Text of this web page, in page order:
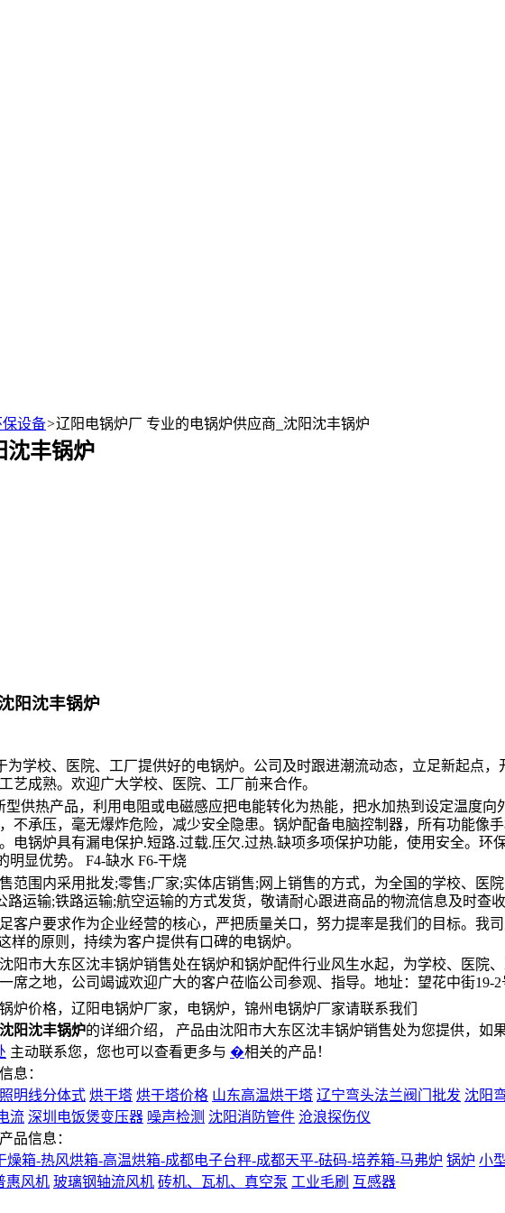
保设备>辽阳电锅炉厂 专业的电锅炉供应商_沈阳沈丰锅炉
沈丰锅炉
阳沈丰锅炉
为学校、医院、工厂提供好的电锅炉。公司及时跟进潮流动态，立足新起点
成熟。欢迎广大学校、医院、工厂前来合作。
供热产品，利用电阻或电磁感应把电能转化为热能，把水加热到设定温度
不承压，毫无爆炸危险，减少安全隐患。锅炉配备电脑控制器，所有功能像
电锅炉具有漏电保护.短路.过载.压欠.过热.缺项多项保护功能，使用安全。环
明显优势。 F4-缺水 F6-干烧
范围内采用批发;零售;厂家;实体店销售;网上销售的方式，为全国的学校、医
运输;铁路运输;航空运输的方式发货，敬请耐心跟进商品的物流信息及时查收
客户要求作为企业经营的核心，严把质量关口，努力提率是我们的目标。我
的原则，持续为客户提供有口碑的电锅炉。
市大东区沈丰锅炉销售处在锅炉和锅炉配件行业风生水起，为学校、医院
席之地，公司竭诚欢迎广大的客户莅临公司参观、指导。地址：望花中街19-2
价格，辽阳电锅炉厂家，电锅炉，锦州电锅炉厂家请联系我们
阳沈丰锅炉的详细介绍， 产品由沈阳市大东区沈丰锅炉销售处为您提供，如
主动联系您，您也可以查看更多与 �相关的产品！
息：
照明线分体式 烘干塔 烘干塔价格 山东高温烘干塔 辽宁弯头法兰阀门批发 沈阳
流 深圳电饭煲变压器 噪声检测 沈阳消防管件 沧浪探伤仪
品信息：
燥箱-热风烘箱-高温烘箱-成都电子台秤-成都天平-砝码-培养箱-马弗炉 锅炉 小
惠风机 玻璃钢轴流风机 砖机、瓦机、真空泵 工业毛刷 互感器